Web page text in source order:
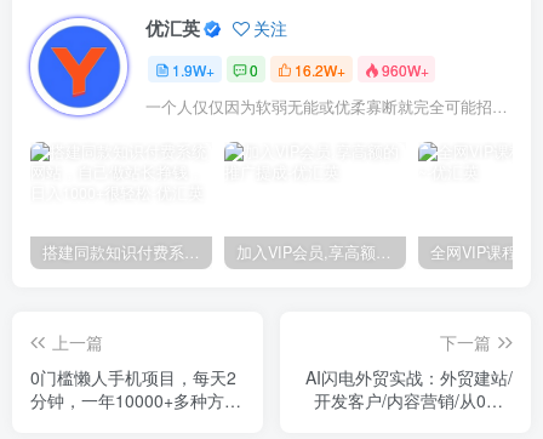
优汇英 关注
1.9W+ 0 16.2W+ 960W+
一个人仅仅因为软弱无能或优柔寡断就完全可能招致痛苦
搭建同款知识付费系统网站，自己做站长挣钱，日入1000+很轻松 加入VIP会员,享高额的推广提成
上一篇
0门槛懒人手机项目，每天2
分钟，一年10000+多种方式
下一篇
AI闪电外贸实战：外贸建站/
开发客户/内容营销/从0到3